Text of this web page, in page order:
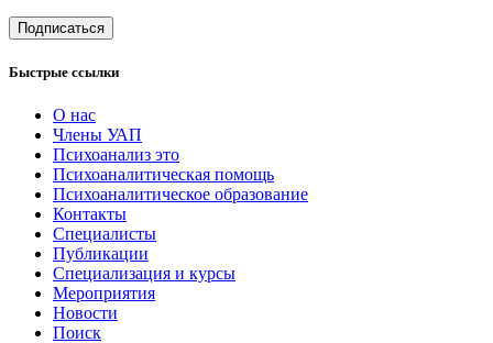
Подписаться
Быстрые ссылки
О нас
Члены УАП
Психоанализ это
Психоаналитическая помощь
Психоаналитическое образование
Контакты
Специалисты
Публикации
Специализация и курсы
Мероприятия
Новости
Поиск